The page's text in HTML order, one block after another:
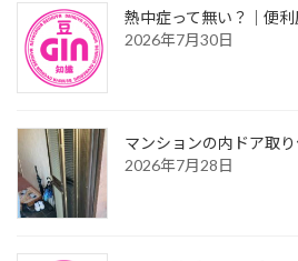
熱中症って無い？｜便
2026年7月30日
マンションの内ドア取
2026年7月28日